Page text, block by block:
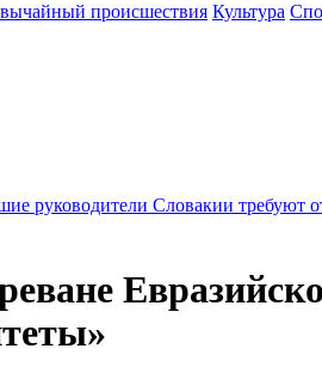
происшествия Культура
Словакии требуют от Никола